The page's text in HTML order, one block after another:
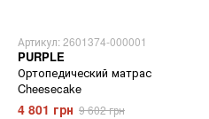
Артикул: 2601374-000001
PURPLE
Ортопедический матрас
Cheesecake
4 801 грн 9 602 грн